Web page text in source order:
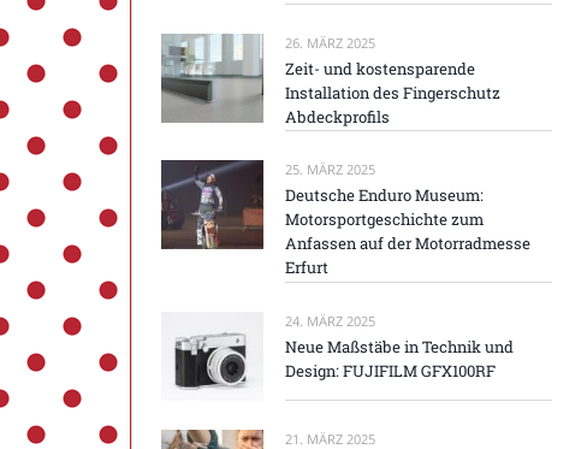
26. MÄRZ 2025
Zeit- und kostensparende
Installation des Fingerschutz
Abdeckprofils
25. MÄRZ 2025
Deutsche Enduro Museum:
Motorsportgeschichte zum
Anfassen auf der Motorradmesse
Erfurt
24. MÄRZ 2025
Neue Maßstäbe in Technik und
Design: FUJIFILM GFX100RF
21. MÄRZ 2025